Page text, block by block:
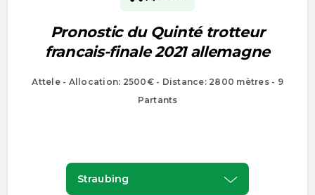
Pronostic du Quinté trotteur
francais-finale 2021 allemagne
Attele - Allocation: 2500€ - Distance: 2800 mètres - 9
Partants
Straubing